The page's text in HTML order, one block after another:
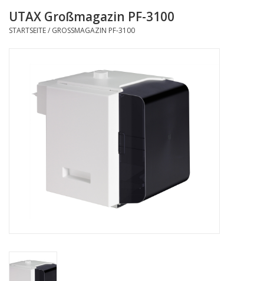
Toner
UTAX Großmagazin PF-3100
STARTSEITE/ GROSSMAGAZIN PF-3100